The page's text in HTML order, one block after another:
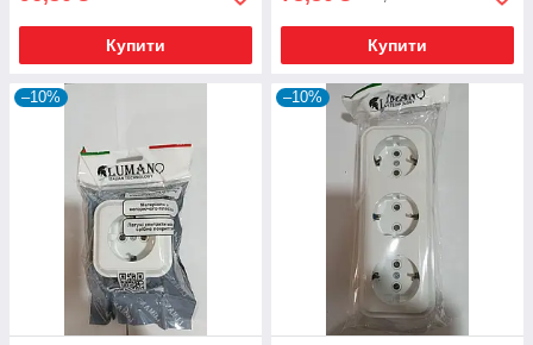
Купити Купити
–10% –10%